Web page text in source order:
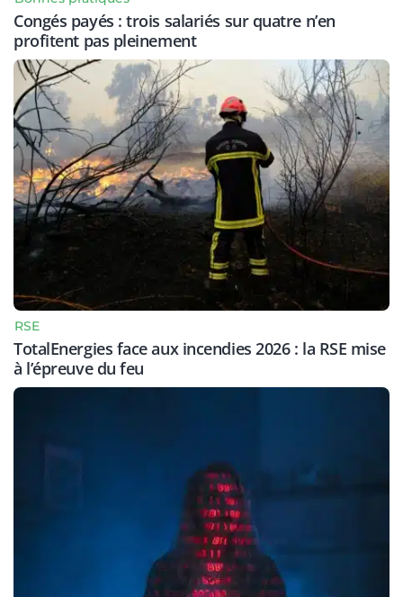
Congés payés : trois salariés sur quatre n’en
profitent pas pleinement
RSE
TotalEnergies face aux incendies 2026 : la RSE mise
à l’épreuve du feu